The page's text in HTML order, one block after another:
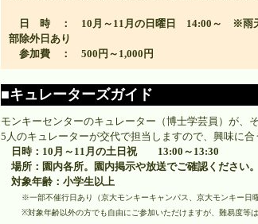
日 時 ： 10月～11月の日曜日 14:00～ ※
部除外日あり
参加費 ： 500円～1,000円
■キュレーターズガイド
モンキーセンターのキュレーター（博士学芸員）が、
5人のキュレーターが交代で担当しますので、興味に合
日時：10月～11月の土日祝 13:00～13:30
場所：園内各所。園内掲示や放送でご確認ください。
対象年齢：小学生以上
※一部不催行日あり（京大モンキーキャンパス、京大モンキー日
※対象年齢以外の方でも自由にご参加いただけますが、難易度